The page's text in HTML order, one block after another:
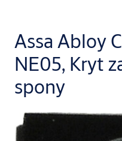
Assa Abloy
NE05, Kryt
spony